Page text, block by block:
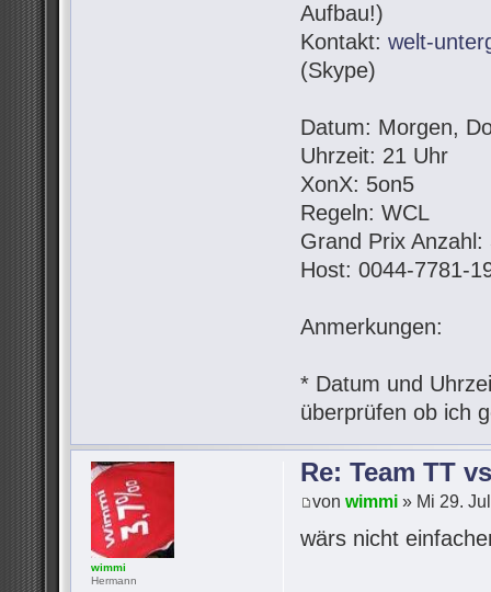
Aufbau!)
Kontakt:welt-
(Skype)
Datum: Morgen,
Uhrzeit: 21 Uhr
XonX: 5on5
Regeln: WCL
Grand Prix Anzahl:
Host: 0044-7781-
Anmerkungen:
* Datum und
überprüfen ob ich
Re: Team TT
vonwimmi » Mi 29.
wärs nicht
wimmi
Hermann